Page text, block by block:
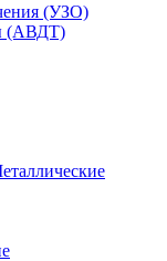
(УЗО)
(АВДТ)